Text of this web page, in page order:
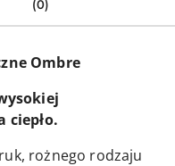
(0)
Ombre
ciepło.
rożnego rodzaju